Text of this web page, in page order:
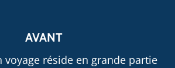
AVANT
voyage réside en grande partie